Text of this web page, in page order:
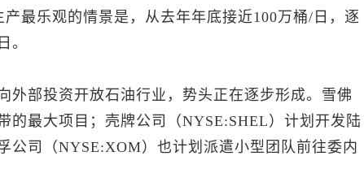
最乐观的情景是，从去年年底接近100万桶/日，逐
。
外部投资开放石油行业，势头正在逐步形成。雪佛
的最大项目；壳牌公司（NYSE:SHEL）计划开发陆
公司（NYSE:XOM）也计划派遣小型团队前往委内